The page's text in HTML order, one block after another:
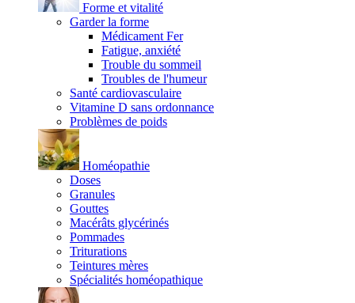
Forme et vitalité
Garder la forme
Médicament Fer
Fatigue, anxiété
Trouble du sommeil
Troubles de l'humeur
Santé cardiovasculaire
Vitamine D sans ordonnance
Problèmes de poids
Homéopathie
Doses
Granules
Gouttes
Macérâts glycérinés
Pommades
Triturations
Teintures mères
Spécialités homéopathique